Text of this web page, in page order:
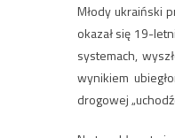
Młody ukraiński
okazał się 19-
systemach,
wynikiem
drogowej